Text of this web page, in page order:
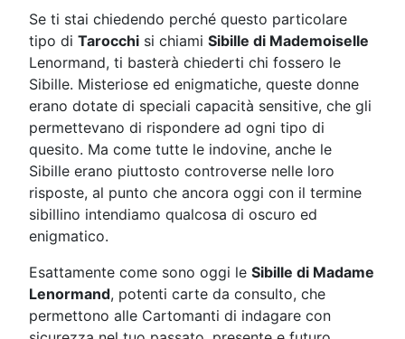
Se ti stai chiedendo perché questo particolare
tipo di Tarocchi si chiami Sibille di Mademoiselle
Lenormand, ti basterà chiederti chi fossero le
Sibille. Misteriose ed enigmatiche, queste donne
erano dotate di speciali capacità sensitive, che gli
permettevano di rispondere ad ogni tipo di
quesito. Ma come tutte le indovine, anche le
Sibille erano piuttosto controverse nelle loro
risposte, al punto che ancora oggi con il termine
sibillino intendiamo qualcosa di oscuro ed
enigmatico.
Esattamente come sono oggi le Sibille di Madame
Lenormand, potenti carte da consulto, che
permettono alle Cartomanti di indagare con